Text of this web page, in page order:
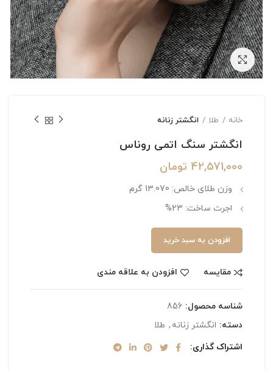
بزرگنمایی تصویر
خانه طلا انگشتر زنانه
انگشتر سنگ اتمی روناس
42,571,000 تومان
وزن طلای خالص: 13.070 گرم
اجرت ساخت: 23%
افزودن به سبد خرید
مقایسه افزودن به علاقه مندی
شناسه محصول: 856
دسته: انگشتر زنانه , طلا
اشتراک گذاری